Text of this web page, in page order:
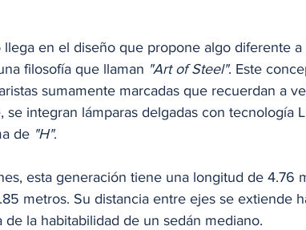
llega en el diseño que propone algo diferente
filosofía que llaman "Art of Steel". Este
sumamente marcadas que recuerdan a
se integran lámparas delgadas con tecnología
de "H".
esta generación tiene una longitud de 4.76
metros. Su distancia entre ejes se extiende
la habitabilidad de un sedán mediano.